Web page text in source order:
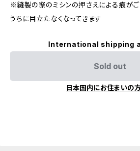
※縫製の際のミシンの押さえによる痕がご
うちに目立たなくなってきます
International shipping
Sold out
日本国内にお住まいの